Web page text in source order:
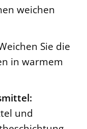
weichen
Sie die
in warmem
und